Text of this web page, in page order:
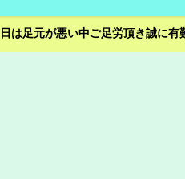
足元が悪い中ご足労頂き誠に有